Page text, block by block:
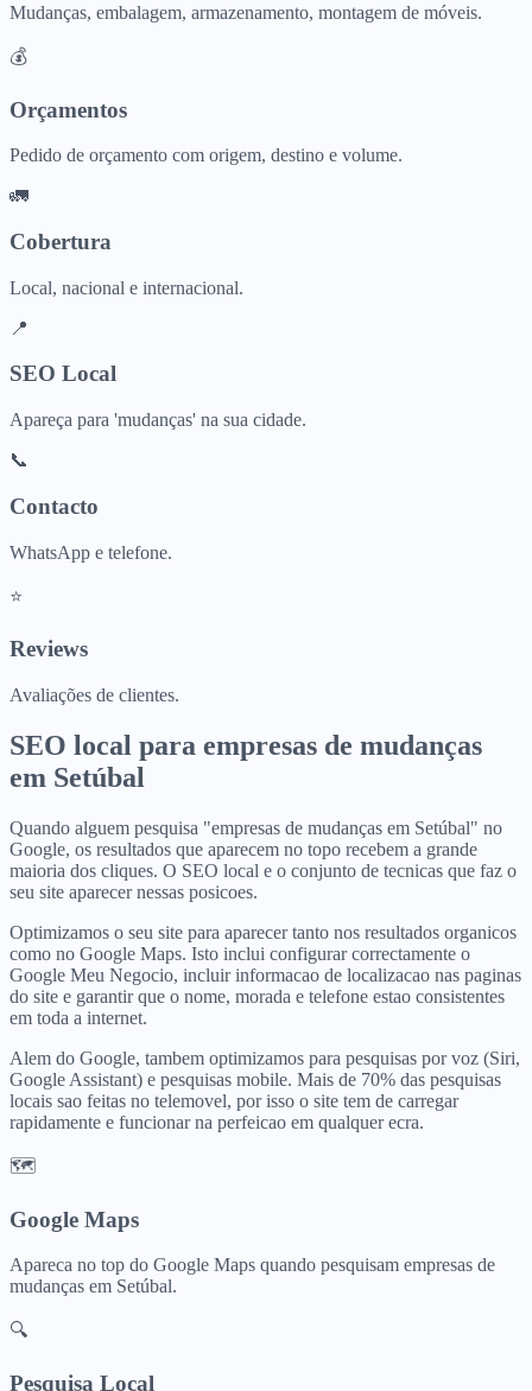
Mudanças, embalagem, armazenamento, montagem de móveis.
💰
Orçamentos
Pedido de orçamento com origem, destino e volume.
🚛
Cobertura
Local, nacional e internacional.
📍
SEO Local
Apareça para 'mudanças' na sua cidade.
📞
Contacto
WhatsApp e telefone.
⭐
Reviews
Avaliações de clientes.
SEO local para empresas de mudanças
em Setúbal
Quando alguem pesquisa "empresas de mudanças em Setúbal" no
Google, os resultados que aparecem no topo recebem a grande
maioria dos cliques. O SEO local e o conjunto de tecnicas que faz o
seu site aparecer nessas posicoes.
Optimizamos o seu site para aparecer tanto nos resultados organicos
como no Google Maps. Isto inclui configurar correctamente o
Google Meu Negocio, incluir informacao de localizacao nas paginas
do site e garantir que o nome, morada e telefone estao consistentes
em toda a internet.
Alem do Google, tambem optimizamos para pesquisas por voz (Siri,
Google Assistant) e pesquisas mobile. Mais de 70% das pesquisas
locais sao feitas no telemovel, por isso o site tem de carregar
rapidamente e funcionar na perfeicao em qualquer ecra.
🗺️
Google Maps
Apareca no top do Google Maps quando pesquisam empresas de
mudanças em Setúbal.
🔍
Pesquisa Local